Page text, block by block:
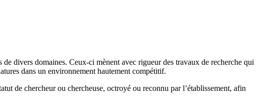
divers domaines. Ceux-ci mènent avec rigueur des travaux de recherche qui
dans un environnement hautement compétitif.
de chercheur ou chercheuse, octroyé ou reconnu par l’établissement, afin